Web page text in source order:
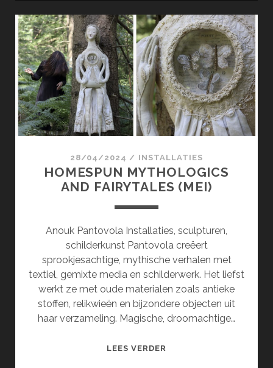
28/04/2024 / INSTALLATIES
HOMESPUN MYTHOLOGICS
AND FAIRYTALES (MEI)
Anouk Pantovola Installaties, sculpturen,
schilderkunst Pantovola creëert
sprookjesachtige, mythische verhalen met
textiel, gemixte media en schilderwerk. Het liefst
werkt ze met oude materialen zoals antieke
stoffen, relikwieën en bijzondere objecten uit
haar verzameling. Magische, droomachtige…
LEES VERDER